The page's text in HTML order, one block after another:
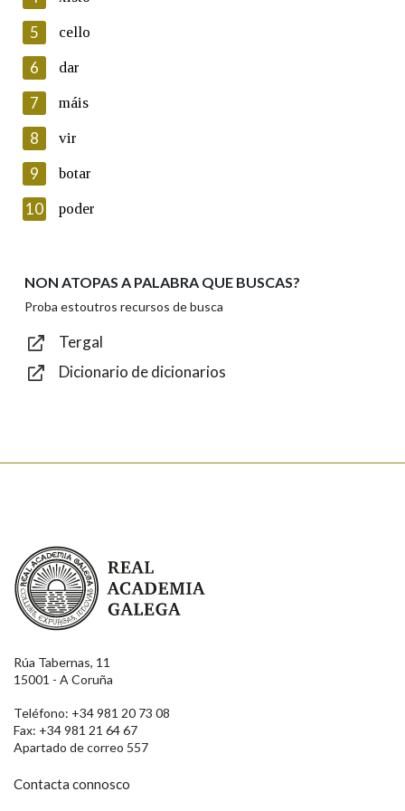
Lin e acepto as condicións da política de
Introduce o código que aparece na imaxe:
Texto de verificación
Enviar
5 cello
6 dar
7 máis
8 vir
9 botar
10 poder
NON ATOPAS A PALABRA QUE BUSCAS?
Proba estoutros recursos de busca
Tergal
Dicionario de dicionarios
Real Academia Galega
Rúa Tabernas, 11
15001 - A Coruña
Teléfono: +34 981 20 73 08
Fax: +34 981 21 64 67
Apartado de correo 557
Contacta connosco